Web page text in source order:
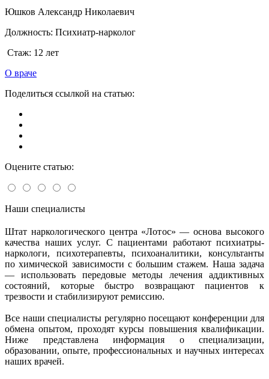
Юшков Александр Николаевич
Должность: Психиатр-нарколог
Стаж: 12 лет
О враче
Поделиться ссылкой на статью:
Оцените статью:
Наши специалисты
Штат наркологического центра «Лотос» — основа высокого
качества наших услуг. С пациентами работают психиатры-
наркологи, психотерапевты, психоаналитики, консультанты
по химической зависимости с большим стажем. Наша задача
— использовать передовые методы лечения аддиктивных
состояний, которые быстро возвращают пациентов к
трезвости и стабилизируют ремиссию.
Все наши специалисты регулярно посещают конференции для
обмена опытом, проходят курсы повышения квалификации.
Ниже представлена информация о специализации,
образовании, опыте, профессиональных и научных интересах
наших врачей.